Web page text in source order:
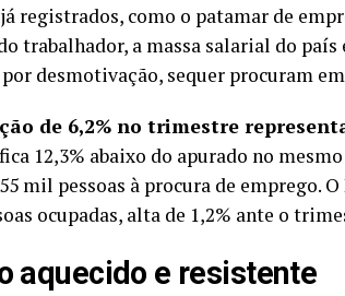
registrados, como o patamar de
trabalhador, a massa salarial do
por desmotivação, sequer procuram
de 6,2% no trimestre
12,3% abaixo do apurado no
mil pessoas à procura de emprego.
ocupadas, alta de 1,2% ante o
aquecido e resistente